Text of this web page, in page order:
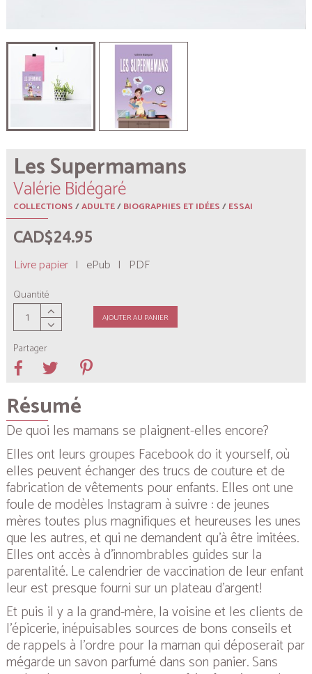
Les Supermamans
Valérie Bidégaré
COLLECTIONS/ADULTE/BIOGRAPHIES ET IDÉES/ESSAI
CAD$24.95
Livre papier | ePub | PDF
Quantité
AJOUTER AU PANIER
Partager
Résumé
De quoi les mamans se plaignent-elles encore?
Elles ont leurs groupes Facebook do it yourself, où
elles peuvent échanger des trucs de couture et de
fabrication de vêtements pour enfants. Elles ont une
foule de modèles Instagram à suivre : de jeunes
mères toutes plus magnifiques et heureuses les unes
que les autres, et qui ne demandent qu’à être imitées.
Elles ont accès à d’innombrables guides sur la
parentalité. Le calendrier de vaccination de leur enfant
leur est presque fourni sur un plateau d’argent!
Et puis il y a la grand-mère, la voisine et les clients de
l’épicerie, inépuisables sources de bons conseils et
de rappels à l’ordre pour la maman qui déposerait par
mégarde un savon parfumé dans son panier. Sans